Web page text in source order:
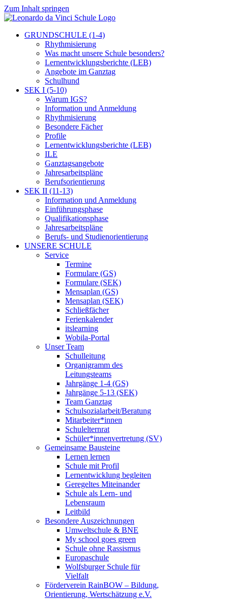
Zum Inhalt springen
GRUNDSCHULE (1-4)
Rhythmisierung
Was macht unsere Schule besonders?
Lernentwicklungsberichte (LEB)
Angebote im Ganztag
Schulhund
SEK I (5-10)
Warum IGS?
Information und Anmeldung
Rhythmisierung
Besondere Fächer
Profile
Lernentwicklungsberichte (LEB)
ILE
Ganztagsangebote
Jahresarbeitspläne
Berufsorientierung
SEK II (11-13)
Information und Anmeldung
Einführungsphase
Qualifikationsphase
Jahresarbeitspläne
Berufs- und Studienorientierung
UNSERE SCHULE
Service
Termine
Formulare (GS)
Formulare (SEK)
Mensaplan (GS)
Mensaplan (SEK)
Schließfächer
Ferienkalender
itslearning
Wobila-Portal
Unser Team
Schulleitung
Organigramm des
Leitungsteams
Jahrgänge 1-4 (GS)
Jahrgänge 5-13 (SEK)
Team Ganztag
Schulsozialarbeit/Beratung
Mitarbeiter*innen
Schulelternrat
Schüler*innenvertretung (SV)
Gemeinsame Bausteine
Lernen lernen
Schule mit Profil
Lernentwicklung begleiten
Geregeltes Miteinander
Schule als Lern- und
Lebensraum
Leitbild
Besondere Auszeichnungen
Umweltschule & BNE
My school goes green
Schule ohne Rassismus
Europaschule
Wolfsburger Schule für
Vielfalt
Förderverein RainBOW – Bildung,
Orientierung, Wertschätzung e.V.